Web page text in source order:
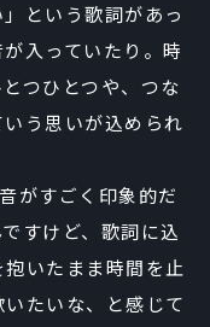
という歌詞があっ
入っていたり。時
つひとつや、つな
う思いが込められ
がすごく印象的だ
すけど、歌詞に込
いたまま時間を止
たいな、と感じて